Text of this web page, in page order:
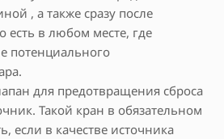
, а также сразу после
есть в любом месте, где
потенциального
для предотвращения сброса
Такой кран в обязательном
если в качестве источника